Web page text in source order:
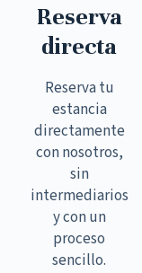
Reserva
directa
Reserva tu
estancia
directamente
con nosotros,
sin
intermediarios
y con un
proceso
sencillo.